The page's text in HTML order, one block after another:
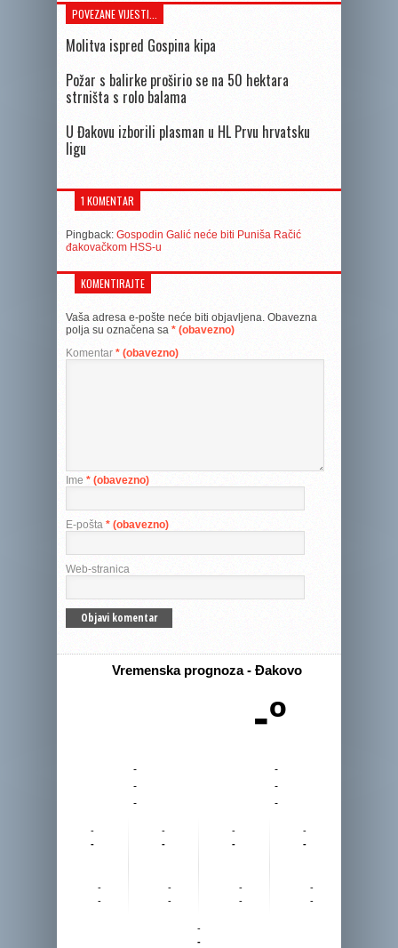
POVEZANE VIJESTI...
Molitva ispred Gospina kipa
Požar s balirke proširio se na 50 hektara
strništa s rolo balama
U Đakovu izborili plasman u HL Prvu hrvatsku
ligu
1 KOMENTAR
Pingback: Gospodin Galić neće biti Puniša Račić
đakovačkom HSS-u
KOMENTIRAJTE
Vaša adresa e-pošte neće biti objavljena. Obavezna
polja su označena sa * (obavezno)
Komentar * (obavezno)
Ime * (obavezno)
E-pošta * (obavezno)
Web-stranica
Vremenska prognoza - Đakovo
-º
-
-
-
-
-
-
-
-
-
-
-
-
-
-
-
-
-
-
-
-
-
-
-
-